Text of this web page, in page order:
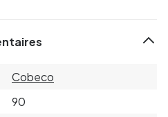
Cobeco
90